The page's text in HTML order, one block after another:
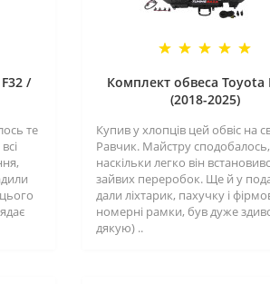
/
те
Комплект обвеса Toyota
(2018-2025)
Купив у хлопців цей обвіс на
Равчик. Майстру сподобалось,
наскільки легко він
зайвих переробок. Ще й у
дали ліхтарик, пахучку і
номерні рамки, був дуже
дякую) ..